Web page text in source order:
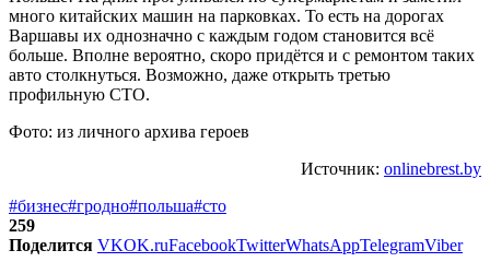
много китайских машин на парковках. То есть на дорогах
Варшавы их однозначно с каждым годом становится всё
больше. Вполне вероятно, скоро придётся и с ремонтом таких
авто столкнуться. Возможно, даже открыть третью
профильную СТО.
Фото: из личного архива героев
Источник: onlinebrest.by
#бизнес#гродно#польша#сто
259
Поделится VKOK.ruFacebookTwitterWhatsAppTelegramViber